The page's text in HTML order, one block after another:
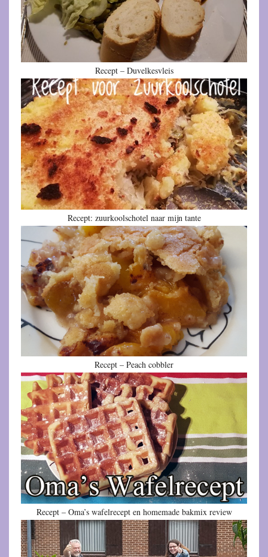
Recept – Duvelkesvleis
Recept: zuurkoolschotel naar mijn tante
Recept – Peach cobbler
Recept – Oma’s wafelrecept en homemade bakmix review